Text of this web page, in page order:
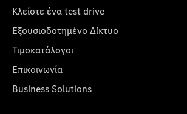
Κλείστε ένα test drive
Εξουσιοδοτημένο Δίκτυο
Τιμοκατάλογοι
Επικοινωνία
Business Solutions